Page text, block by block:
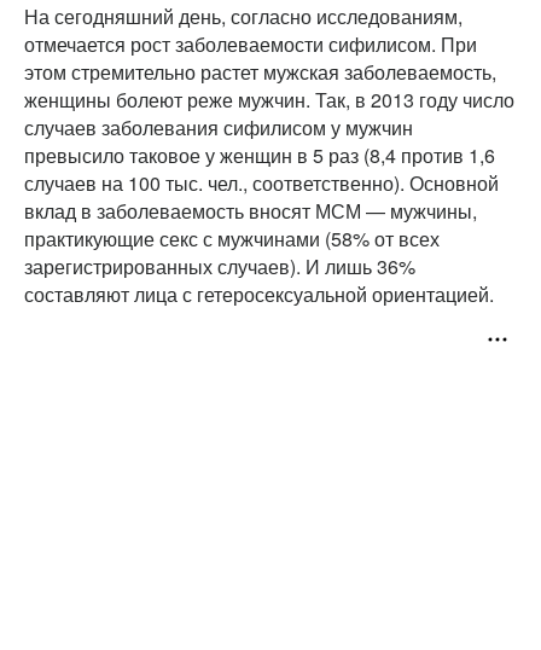
На сегодняшний день, согласно исследованиям,
отмечается рост заболеваемости сифилисом. При
этом стремительно растет мужская заболеваемость,
женщины болеют реже мужчин. Так, в 2013 году число
случаев заболевания сифилисом у мужчин
превысило таковое у женщин в 5 раз (8,4 против 1,6
случаев на 100 тыс. чел., соответственно). Основной
вклад в заболеваемость вносят МСМ — мужчины,
практикующие секс с мужчинами (58% от всех
зарегистрированных случаев). И лишь 36%
составляют лица с гетеросексуальной ориентацией.